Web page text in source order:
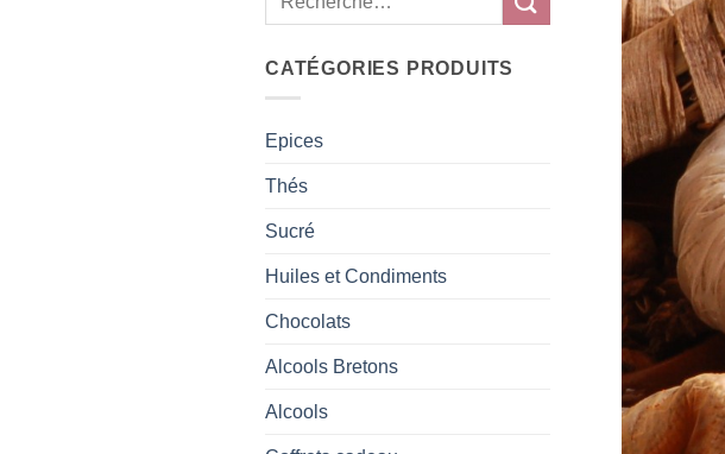
CATÉGORIES PRODUITS
Epices
Thés
Sucré
Huiles et Condiments
Chocolats
Alcools Bretons
Alcools